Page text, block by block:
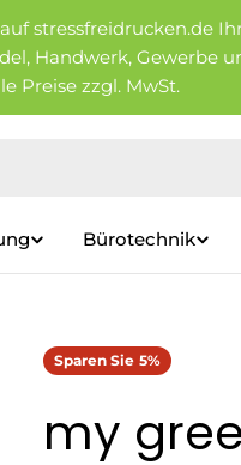
stressfreidrucken.de
Handwerk, Gewerbe
Preise zzgl. MwSt.
Bürotechnik
Sparen Sie 5%
my